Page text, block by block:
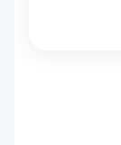
Projekte